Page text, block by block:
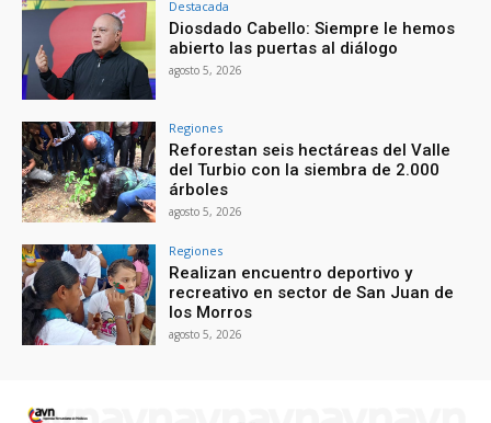
Destacada
Diosdado Cabello: Siempre le hemos
abierto las puertas al diálogo
agosto 5, 2026
Regiones
Reforestan seis hectáreas del Valle
del Turbio con la siembra de 2.000
árboles
agosto 5, 2026
Regiones
Realizan encuentro deportivo y
recreativo en sector de San Juan de
los Morros
agosto 5, 2026